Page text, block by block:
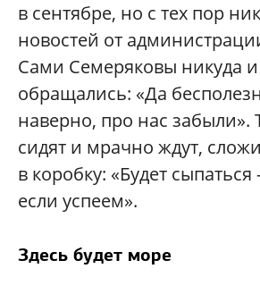
в сентябре, но с тех пор
новостей от
Сами Семеряковы никуда
обращались: «Да
наверно, про нас забыли».
сидят и мрачно ждут,
в коробку: «Будет
если успеем».
Здесь будет море